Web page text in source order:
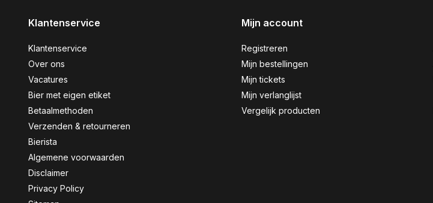
Klantenservice
Klantenservice
Over ons
Vacatures
Bier met eigen etiket
Betaalmethoden
Verzenden & retourneren
Bierista
Algemene voorwaarden
Disclaimer
Privacy Policy
Mijn account
Registreren
Mijn bestellingen
Mijn tickets
Mijn verlanglijst
Vergelijk producten